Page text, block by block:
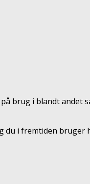
brug i blandt andet
du i fremtiden bruger